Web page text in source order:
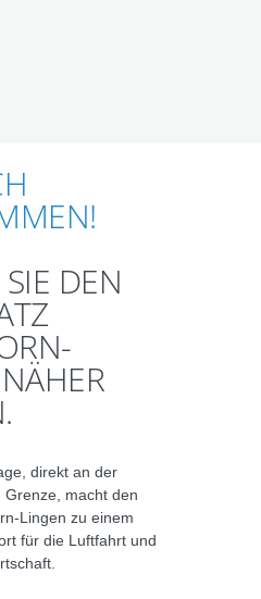
DEN
direkt an der
Grenze, macht den
Lingen zu einem
für die Luftfahrt und